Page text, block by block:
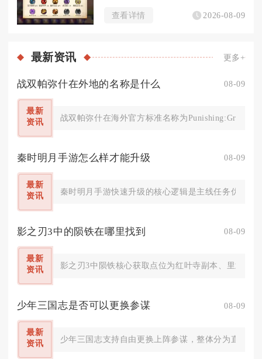
查看详情 2026-08-09
最新资讯 更多+
战双帕弥什在外地的名称是什么 08-09
最新
资讯
战双帕弥什在海外官方标准名称为
秦时明月手游怎么样才能升级 08-09
最新
资讯
秦时明月手游快速升级的核心逻辑是主线任务优先
影之刃3中的陨铁在哪里找到 08-09
最新
资讯
影之刃3中陨铁核心获取点位为红叶寺副本、里武林
少年三国志是否可以更换参谋 08-09
最新
资讯
少年三国志支持自由更换上阵参谋，整体分为直接